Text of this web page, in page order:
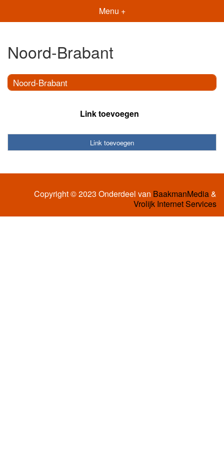
Menu +
Noord-Brabant
Noord-Brabant
Link toevoegen
Link toevoegen
Copyright © 2023 Onderdeel van BaakmanMedia&
Vrolijk Internet Services